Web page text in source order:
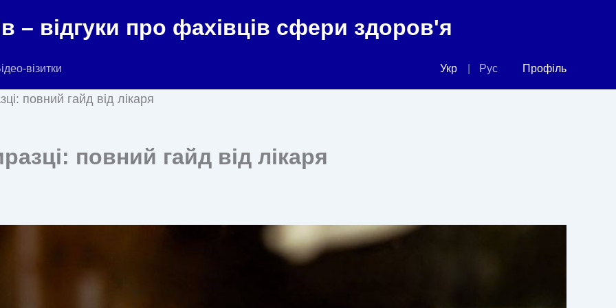
– відгуки про фахівців сфери здоров'я
візитки Укр Рус Профіль
повний гайд від лікаря
повний гайд від лікаря